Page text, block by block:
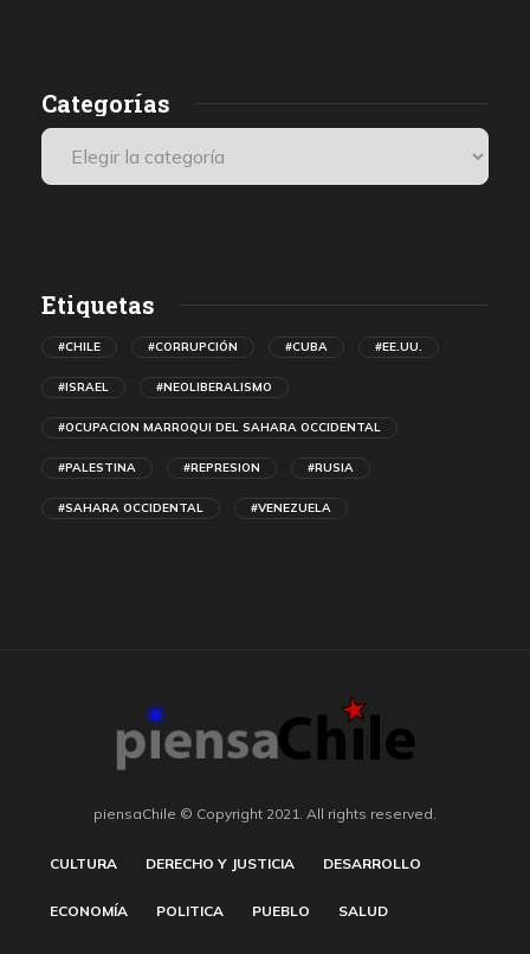
Categorías
Etiquetas
#CHILE #CORRUPCIÓN #CUBA #EE.UU.
#ISRAEL #NEOLIBERALISMO
#OCUPACION MARROQUI DEL SAHARA OCCIDENTAL
#PALESTINA #REPRESION #RUSIA
#SAHARA OCCIDENTAL #VENEZUELA
piensaChile © Copyright 2021. All rights reserved.
CULTURA DERECHO Y JUSTICIA DESARROLLO
ECONOMÍA POLITICA PUEBLO SALUD